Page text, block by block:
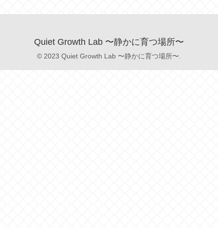
Quiet Growth Lab 〜静かに育つ場所〜
© 2023 Quiet Growth Lab 〜静かに育つ場所〜.